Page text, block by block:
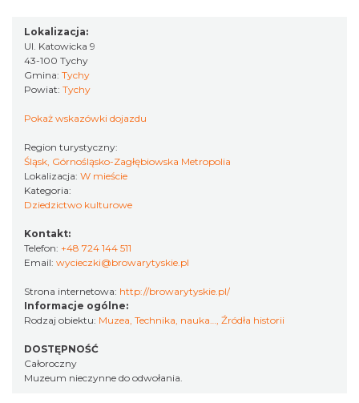
Lokalizacja:
Ul. Katowicka 9
43-100 Tychy
Gmina: Tychy
Powiat: Tychy
Pokaż wskazówki dojazdu
Region turystyczny:
Śląsk, Górnośląsko-Zagłębiowska Metropolia
Lokalizacja: W mieście
Kategoria:
Dziedzictwo kulturowe
Kontakt:
Telefon: +48 724 144 511
Email: wycieczki@browarytyskie.pl
Strona internetowa: http://browarytyskie.pl/
Informacje ogólne:
Rodzaj obiektu: Muzea, Technika, nauka…, Źródła historii
DOSTĘPNOŚĆ
Całoroczny
Muzeum nieczynne do odwołania.